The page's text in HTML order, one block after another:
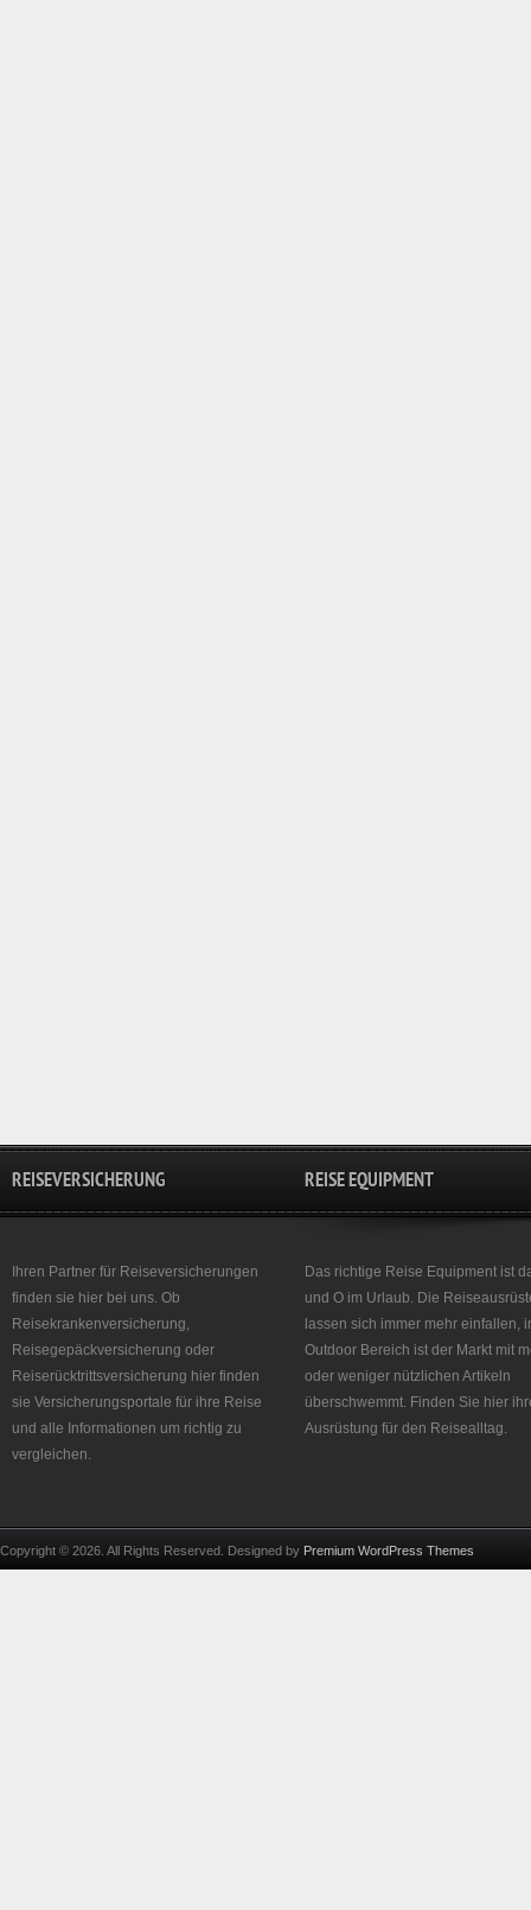
REISEVERSICHERUNG
Ihren Partner für Reiseversicherungen
finden sie hier bei uns. Ob
Reisekrankenversicherung,
Reisegepäckversicherung oder
Reiserücktrittsversicherung hier finden
sie Versicherungsportale für ihre Reise
und alle Informationen um richtig zu
vergleichen.
REISE EQUIPMENT
Das richtige Reise Equipment ist
und O im Urlaub. Die
lassen sich immer mehr einfallen,
Outdoor Bereich ist der Markt mit
oder weniger nützlichen Artikeln
überschwemmt. Finden Sie hier
Ausrüstung für den Reisealltag.
Copyright © 2026. All Rights Reserved. Designed by Premium WordPress Themes